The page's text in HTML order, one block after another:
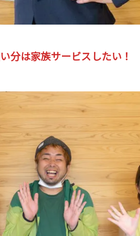
分は家族サービスしたい！